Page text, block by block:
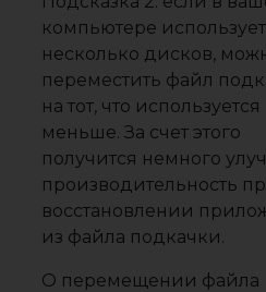
компьютере
несколько дисков,
переместить файл
на тот, что используется
меньше. За счет этого
получится немного
производительность
восстановлении
из файла подкачки.
О перемещении файла